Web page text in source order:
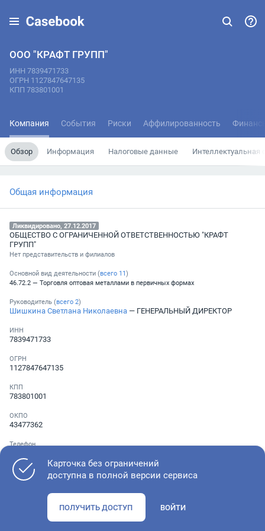
ООО "КРАФТ ГРУПП"
ИНН 7839471733
ОГРН 1127847647135
КПП 783801001
Компания События Риски Аффилированность
Обзор Информация Налоговые данные Интеллектуальная
Общая информация
Ликвидировано, 27.12.2017
ОБЩЕСТВО С ОГРАНИЧЕННОЙ ОТВЕТСТВЕННОСТЬЮ "КРАФТ
ГРУПП"
Нет представительств и филиалов
Основной вид деятельности (всего 11)
46.72.2 — Торговля оптовая металлами в первичных формах
Руководитель (всего 2)
Шишкина Светлана Николаевна — ГЕНЕРАЛЬНЫЙ ДИРЕКТОР
ИНН
7839471733
ОГРН
1127847647135
КПП
783801001
ОКПО
43477362
Телефон
Как оценить состояние компании
Карточка без ограничений
доступна в полной версии сервиса
ПОЛУЧИТЬ ДОСТУП ВОЙТИ